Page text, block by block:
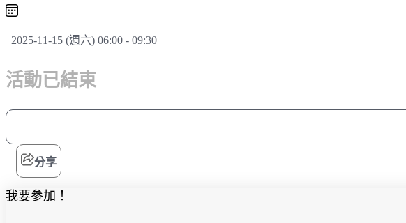
2025-11-15 (週六) 06:00 - 09:30
活動已結束
分享
我要參加！